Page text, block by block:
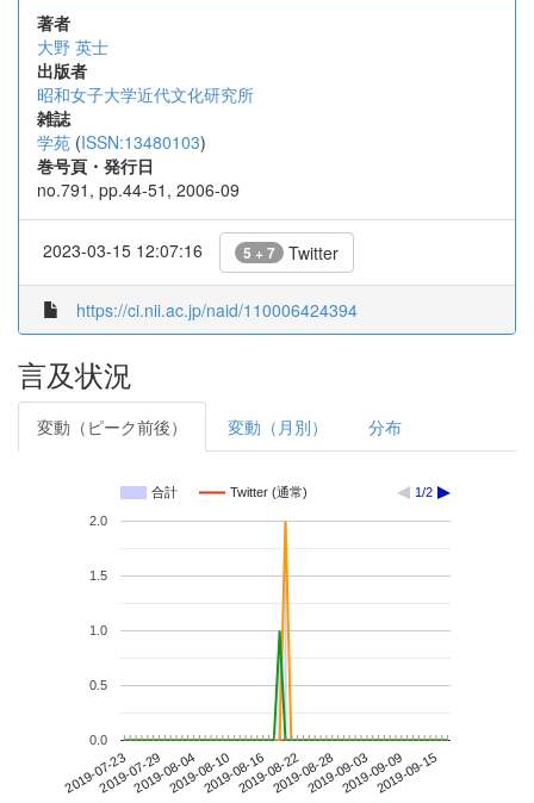
著者
大野 英士
出版者
昭和女子大学近代文化研究所
雑誌
学苑 (ISSN:13480103)
巻号頁・発行日
no.791, pp.44-51, 2006-09
2023-03-15 12:07:16 5 + 7 Twitter
https://ci.nii.ac.jp/naid/110006424394
言及状況
変動（ピーク前後） 変動（月別） 分布
合計 Twitter (通常) 1/2
2019-07-232019-07-292019-08-042019-08-102019-08-162019-08-222019-08-282019-09-032019-09-092019-09-15
0.0
0.5
1.0
1.5
2.0